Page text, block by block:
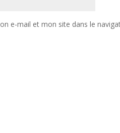
e-mail et mon site dans le